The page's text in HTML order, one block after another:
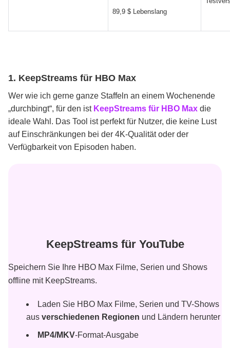
89,9 $ Lebenslang
1. KeepStreams für HBO Max
Wer wie ich gerne ganze Staffeln an einem Wochenende
„durchbingt“, für den ist KeepStreams für HBO Max die
ideale Wahl. Das Tool ist perfekt für Nutzer, die keine Lust
auf Einschränkungen bei der 4K-Qualität oder der
Verfügbarkeit von Episoden haben.
KeepStreams für YouTube
Speichern Sie Ihre HBO Max Filme, Serien und Shows
offline mit KeepStreams.
Laden Sie HBO Max Filme, Serien und TV-Shows
aus verschiedenen Regionen und Ländern herunter
MP4/MKV-Format-Ausgabe